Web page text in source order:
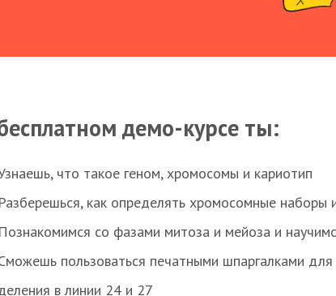
демо-курсе ты:
что такое геном, хромосомы и кариотип
Разберешься, как определять хромосомные наборы
Познакомимся со фазами митоза и мейоза и
пользоваться печатными шпаргалками
в линии 24 и 27